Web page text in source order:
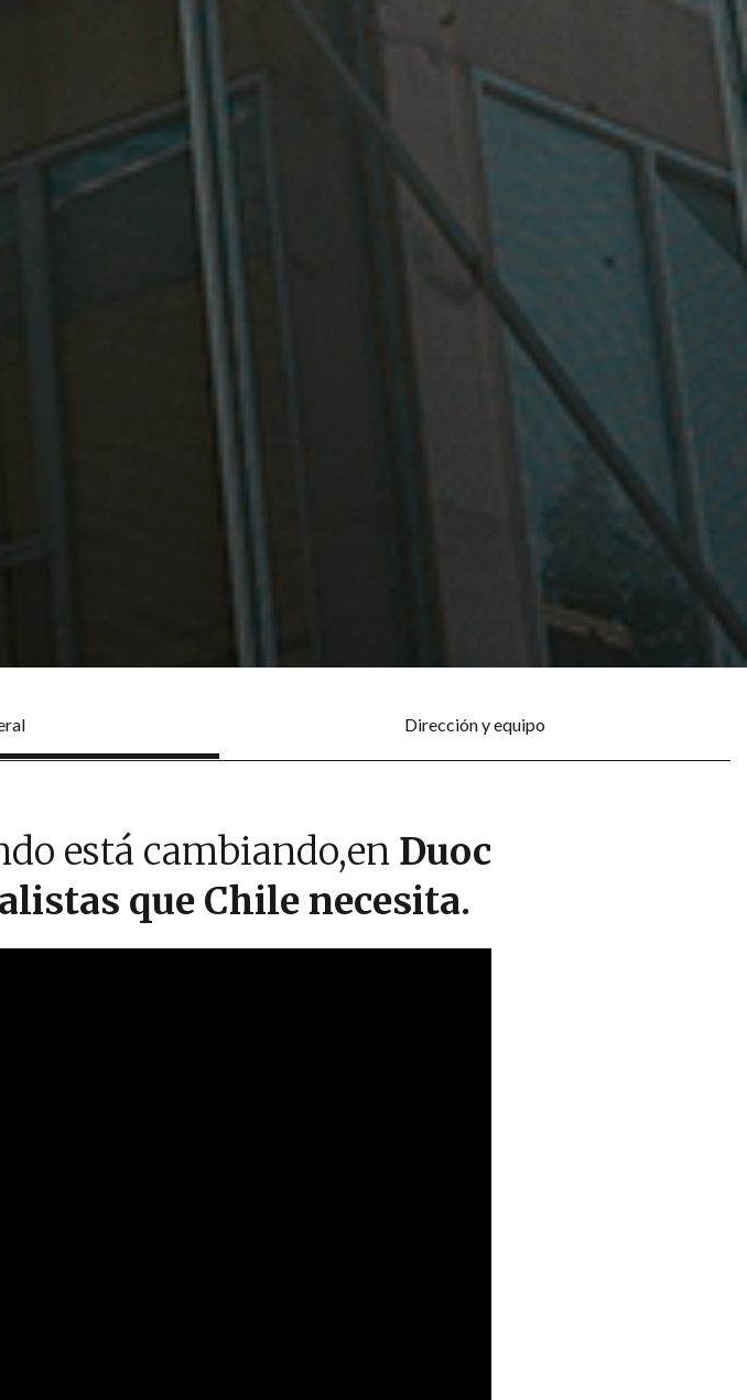
Dirección y equipo
está cambiando,en Duoc
que Chile necesita.